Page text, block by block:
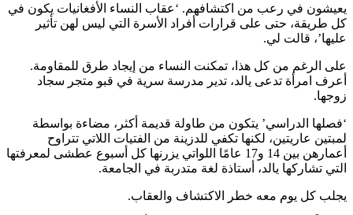
يعيشون في رعب من اكتشافهم. ‘عقاب النساء الأفغانيات يكون في
كل طريقة، حتى على قرارات أفراد الأسرة التي ليس لهن تأثير
عليها’، قالت لي.
على الرغم من كل هذا، تمكنت النساء من إيجاد طرق للمقاومة.
أعرف امرأة تدعى يالد، تدير مدرسة سرية في قبو متجر سجاد
زوجها.
‘فصلها الدراسي’ يتكون من طاولة قديمة أكثر، مضاءة بواسطة
لمبتين عاريتين، لكنها تكفي للدزينة من الفتيات اللاتي تتراوح
أعمارهن بين 14 و17 عامًا اللواتي يزرنها كل أسبوع عطشى لمعرفتها
التي تشاركها يالد، أستاذة لغة متدربة في الجامعة.
يجلب كل يوم معه خطر الاكتشاف والعقاب.